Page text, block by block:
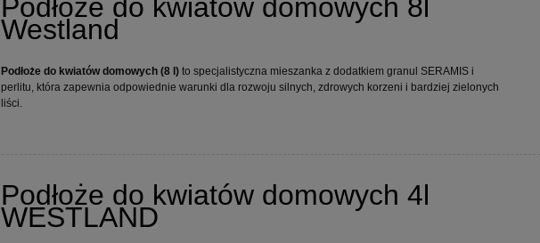
Podłoże do kwiatów domowych 8l
Westland
Podłoże do kwiatów domowych (8 l)to specjalistyczna mieszanka z dodatkiem granul SERAMIS i
perlitu, która zapewnia odpowiednie warunki dla rozwoju silnych, zdrowych korzeni i bardziej zielonych
liści.
Podłoże do kwiatów domowych 4l
WESTLAND